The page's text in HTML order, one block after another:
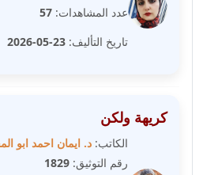
عاملة
مدونة سهير عسكر
عاملة
عدد المشاهدات: 57
تاريخ التأليف: 23-05-2026
كريهة ولكن
الكاتب: د. ايمان احمد ابو
رقم التوثيق: 1829